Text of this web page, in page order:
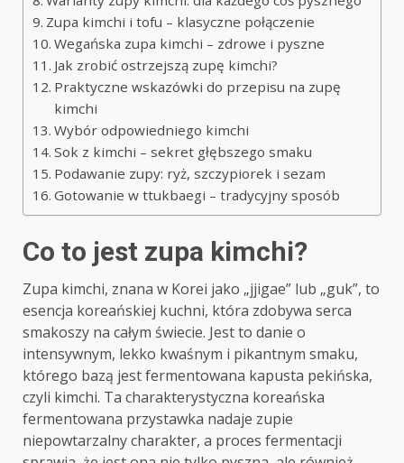
Zupa kimchi i tofu – klasyczne połączenie
Wegańska zupa kimchi – zdrowe i pyszne
Jak zrobić ostrzejszą zupę kimchi?
Praktyczne wskazówki do przepisu na zupę
kimchi
Wybór odpowiedniego kimchi
Sok z kimchi – sekret głębszego smaku
Podawanie zupy: ryż, szczypiorek i sezam
Gotowanie w ttukbaegi – tradycyjny sposób
Co to jest zupa kimchi?
Zupa kimchi, znana w Korei jako „jjigae” lub „guk”, to
esencja koreańskiej kuchni, która zdobywa serca
smakoszy na całym świecie. Jest to danie o
intensywnym, lekko kwaśnym i pikantnym smaku,
którego bazą jest fermentowana kapusta pekińska,
czyli kimchi. Ta charakterystyczna koreańska
fermentowana przystawka nadaje zupie
niepowtarzalny charakter, a proces fermentacji